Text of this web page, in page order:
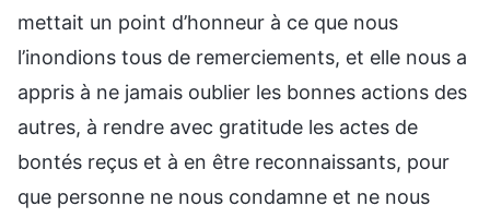
mettait un point d’honneur à ce que nous
l’inondions tous de remerciements, et elle nous a
appris à ne jamais oublier les bonnes actions des
autres, à rendre avec gratitude les actes de
bontés reçus et à en être reconnaissants, pour
que personne ne nous condamne et ne nous